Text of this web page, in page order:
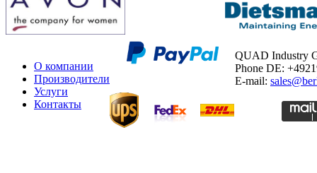
О компании
Производители
Услуги
Контакты
QUAD Industry
Phone DE:
E-mail: